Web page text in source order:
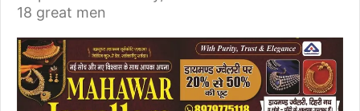
18 great men